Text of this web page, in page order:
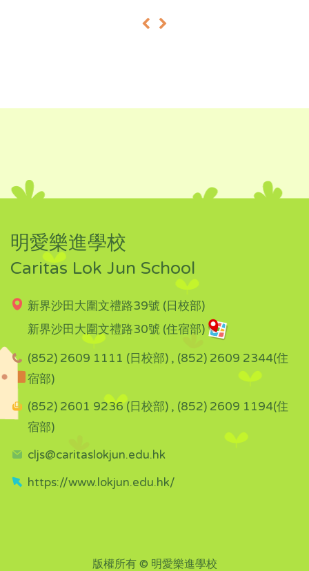
« »
明愛樂進學校
Caritas Lok Jun School
新界沙田大圍文禮路39號 (日校部)
新界沙田大圍文禮路30號 (住宿部)
(852) 2609 1111 (日校部) , (852) 2609 2344(住
宿部)
(852) 2601 9236 (日校部) , (852) 2609 1194(住
宿部)
cljs@caritaslokjun.edu.hk
https://www.lokjun.edu.hk/
版權所有 © 明愛樂進學校